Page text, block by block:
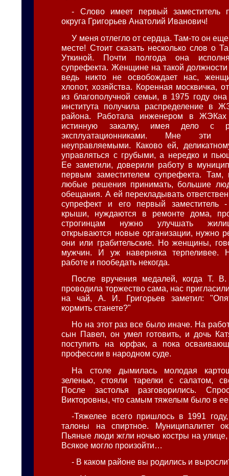
- Слово имеет первый заместитель
округа Григорьев Анатолий Иванович!
У меня отлегло от сердца. Там-то он
месте! Стоит сказать несколько слов о
Уткиной. Почти полгода она
супрефекта. Женщине на такой должности
ведь никто не освобождает нас,
хлопот, хозяйства. Коренная москвичка,
из благополучной семьи, в 1975 году
института получила распределение в
района. Работала инженером в
истинную закалку, имея дело с
эксплуатационниками. Мне эти
неуправляемыми. Каково ей,
управляться с грубыми, а нередко и
Ее заметили, доверили работу в
первым заместителем супрефекта. Там,
любые решения принимать, большие
обещания. А ей перекладывать
супрефект и его первый заместитель -
крыши, нуждаются в ремонте дома,
строгинцам нужно улучшать
открываются новые организации, нужно
они или грабительские. Но женщины,
мужчин. И уж наверняка терпеливее.
работе и пообедать некогда.
После вручения медалей, когда Т.
проводила торжество сама, нас
на чай, А. И. Григорьев заметил:
кормить станете?"
Но на этот раз все было иначе. На
сын Павел, он умел готовить, и дочь
поступить на юрфак, а пока
профессии в народном суде.
На столе дымилась молодая
зеленью, стояли тарелки с салатом,
После застолья разговорились.
Викторовны, что самым тяжелым было в
-Тяжелее всего пришлось в 1991 году,
талоны на спиртное. Муниципалитет
Пьяные люди жгли ночью костры на улице,
Всякое могло произойти…
- В каком районе вы родились и